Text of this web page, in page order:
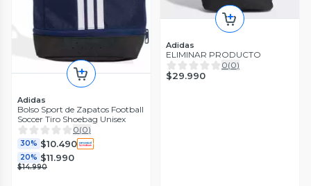
Adidas
Bolso Sport de Zapatos Football
Soccer Tiro Shoebag Unisex
0(0)
30% $10.490
20% $11.990
$14.990
Adidas
ELIMINAR PRODUCTO
0(0)
$29.990